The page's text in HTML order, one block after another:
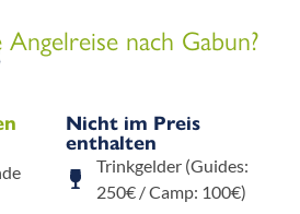
nach Gabun?
Nicht im Preis
enthalten
Trinkgelder (Guides:
250€ / Camp: 100€)